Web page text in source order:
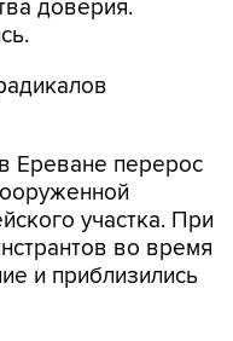
Ереване перерос
участка. При
во время
и приблизились